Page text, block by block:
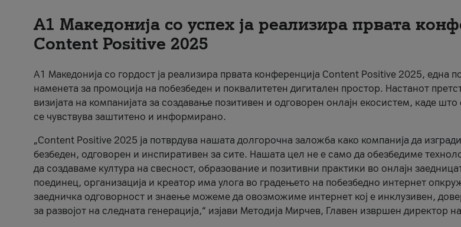
А1 Македонија со успех ја реализира првата
Content Positive 2025
А1 Македонија со гордост ја реализира првата конференција Content Positive 2025, една
наменета за промоција на побезбеден и поквалитетен дигитален простор. Настанот
визијата на компанијата за создавање позитивен и одговорен онлајн екосистем, каде
се чувствува заштитено и информирано.
„Content Positive 2025 ја потврдува нашата долгорочна заложба како компанија да
безбеден, одговорен и инспиративен за сите. Нашата цел не е само да обезбедиме
да создаваме култура на свесност, образование и позитивни практики во онлајн
поединец, организација и креатор има улога во градењето на побезбедно интернет
заедничка одговорност и знаење можеме да овозможиме интернет кој е инклузивен,
за развојот на следната генерација,“ изјави Методија Мирчев, Главен извршен директор